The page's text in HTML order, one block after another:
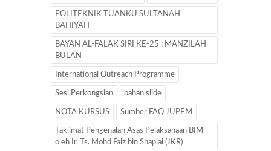
POLITEKNIK TUANKU SULTANAH
BAHIYAH
BAYAN AL-FALAK SIRI KE-25 : MANZILAH
BULAN
International Outreach Programme
Sesi Perkongsian bahan slide
NOTA KURSUS Sumber FAQ JUPEM
Taklimat Pengenalan Asas Pelaksanaan BIM
oleh Ir. Ts. Mohd Faiz bin Shapiai (JKR)